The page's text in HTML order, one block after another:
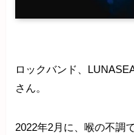
ロックバンド、
さん。
2022年2月に、喉の不調